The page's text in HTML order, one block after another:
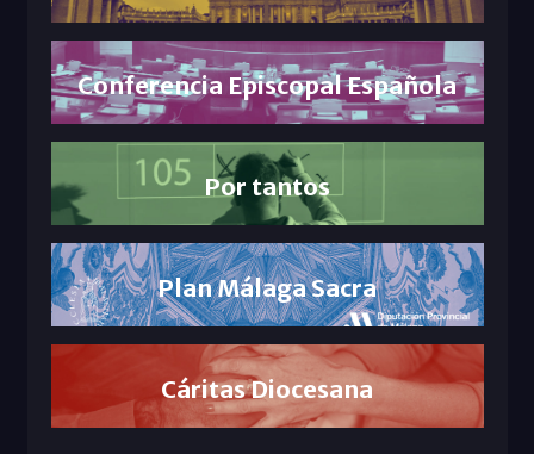
Conferencia Episcopal Española
Por tantos
Plan Málaga Sacra
Cáritas Diocesana